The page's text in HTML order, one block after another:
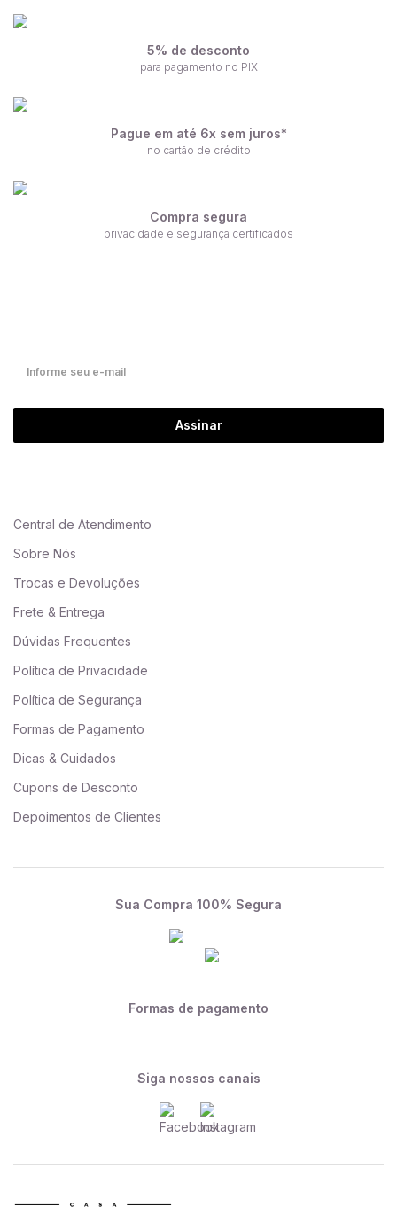
5% de desconto
para pagamento no PIX
Pague em até 6x sem juros*
no cartão de crédito
Compra segura
privacidade e segurança certificados
Assinar
Central de Atendimento
Sobre Nós
Trocas e Devoluções
Frete & Entrega
Dúvidas Frequentes
Política de Privacidade
Política de Segurança
Formas de Pagamento
Dicas & Cuidados
Cupons de Desconto
Depoimentos de Clientes
Sua Compra 100% Segura
Formas de pagamento
Siga nossos canais